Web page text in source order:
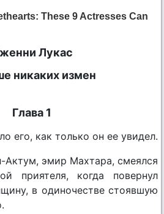
Лукас
никаких измен
Глава 1
его, как только он ее увидел.
эмир Махтара, смеялся
приятеля, когда повернул
в одиночестве стоявшую